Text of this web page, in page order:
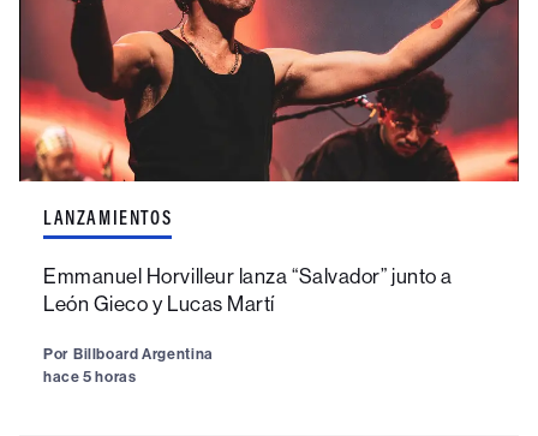
LANZAMIENTOS
Emmanuel Horvilleur lanza “Salvador” junto a
León Gieco y Lucas Martí
Por Billboard Argentina
hace 5 horas